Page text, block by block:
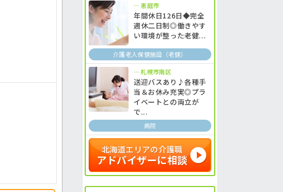
恵庭市
年間休日126日◆完全
週休二日制◎働きやす
い環境が整った老健...
介護老人保健施設（老健）
札幌市南区
送迎バスあり♪各種手
当＆お休み充実◎プラ
イベートとの両立が
で...
病院
北海道エリアの介護職
アドバイザーに相談